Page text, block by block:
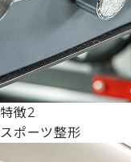
特徴2
スポーツ整形